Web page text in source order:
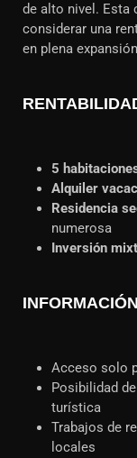
de alto nivel. Esta
considerar una
en plena
5
Alquiler
Residencia
numerosa
Inversión
Acceso solo
Posibilidad
turística
Trabajos de
locales